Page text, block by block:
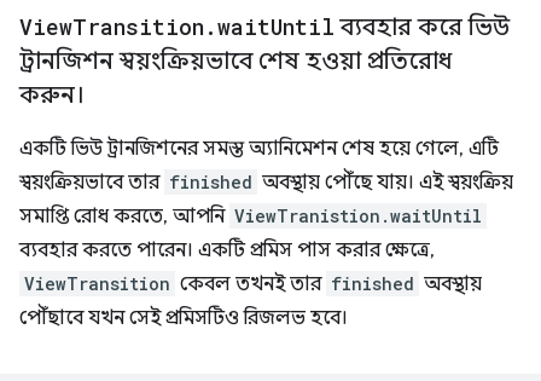
ViewTransition .waitUntil ব্যবহার করে ভিউ
ট্রানজিশন স্বয়ংক্রিয়ভাবে শেষ হওয়া প্রতিরোধ
করুন।
একটি ভিউ ট্রানজিশনের সমস্ত অ্যানিমেশন শেষ হয়ে গেলে, এটি
স্বয়ংক্রিয়ভাবে তার finished অবস্থায় পৌঁছে যায়। এই স্বয়ংক্রিয়
সমাপ্তি রোধ করতে, আপনি ViewTranistion.waitUntil
ব্যবহার করতে পারেন। একটি প্রমিস পাস করার ক্ষেত্রে,
ViewTransition কেবল তখনই তার finished অবস্থায়
পৌঁছাবে যখন সেই প্রমিসটিও রিজলভ হবে।